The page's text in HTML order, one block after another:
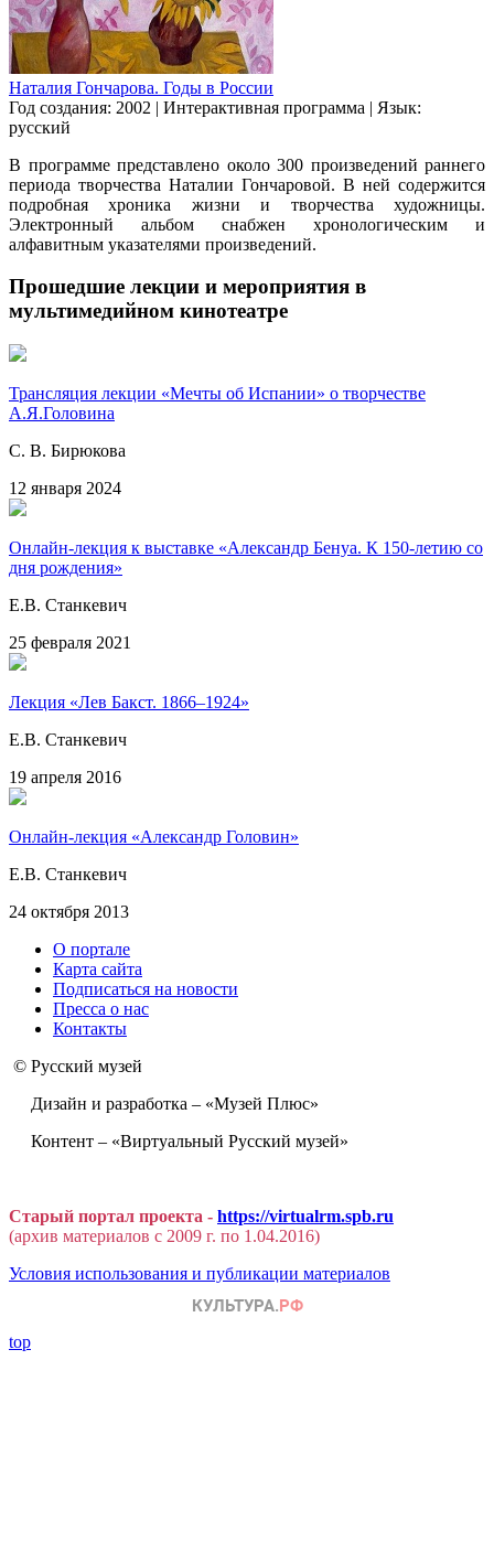
Наталия Гончарова. Годы в России
Год создания: 2002 | Интерактивная программа | Язык:
русский
В программе представлено около 300 произведений раннего
периода творчества Наталии Гончаровой. В ней содержится
подробная хроника жизни и творчества художницы.
Электронный альбом снабжен хронологическим и
алфавитным указателями произведений.
Прошедшие лекции и мероприятия в
мультимедийном кинотеатре
Трансляция лекции «Мечты об Испании» о творчестве
А.Я.Головина
С. В. Бирюкова
12 января 2024
Онлайн-лекция к выставке «Александр Бенуа. К 150-летию со
дня рождения»
Е.В. Станкевич
25 февраля 2021
Лекция «Лев Бакст. 1866–1924»
Е.В. Станкевич
19 апреля 2016
Онлайн-лекция «Александр Головин»
Е.В. Станкевич
24 октября 2013
О портале
Карта сайта
Подписаться на новости
Пресса о нас
Контакты
© Русский музей
Дизайн и разработка – «Музей Плюс»
Контент – «Виртуальный Русский музей»
Старый портал проекта - https://virtualrm.spb.ru
(архив материалов с 2009 г. по 1.04.2016)
Условия использования и публикации материалов
top